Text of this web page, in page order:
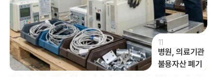
11
병원, 의료기관
불용자산 폐기